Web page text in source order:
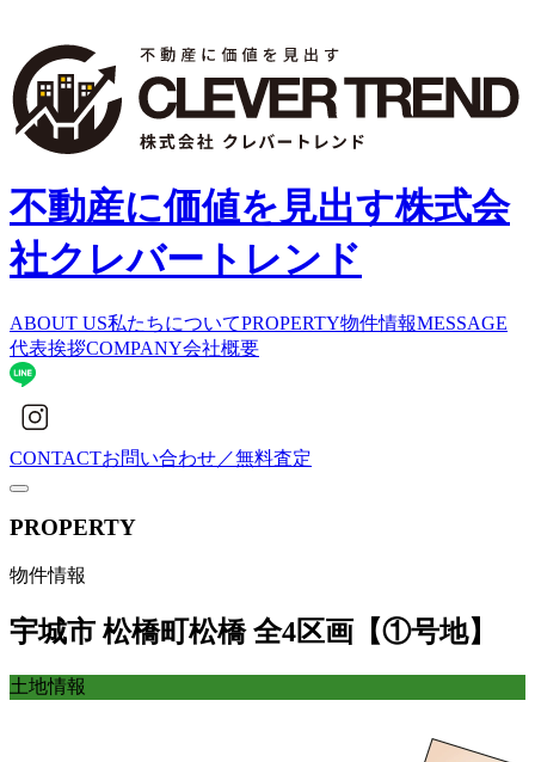
不動産に価値を見出す株式会
社クレバートレンド
ABOUT US私たちについてPROPERTY物件情報MESSAGE
代表挨拶COMPANY会社概要
CONTACTお問い合わせ／無料査定
PROPERTY
物件情報
宇城市 松橋町松橋 全4区画【①号地】
土地情報